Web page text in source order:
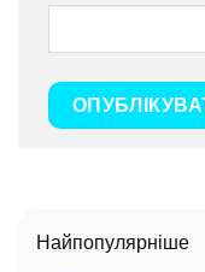
Найпопулярніше